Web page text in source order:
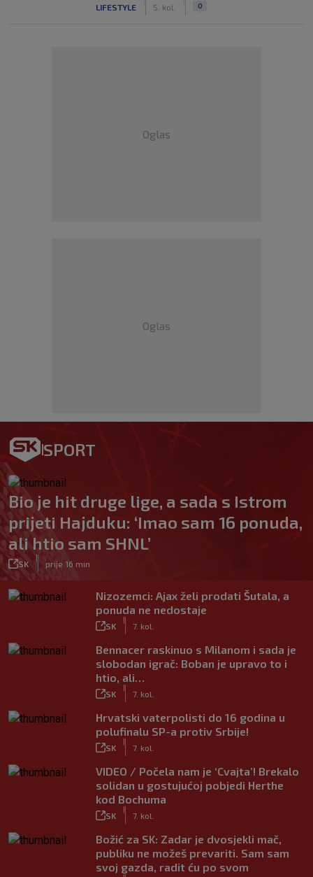
LIFESTYLE 5. kol. 0
Oglas
Oglas
SPORT
Bio je hit druge lige, a sada s Istrom
prijeti Hajduku: ‘Imao sam 16 ponuda,
ali htio sam SHNL’
SK prije 16 min
Nizozemci: Ajax želi prodati Šutala, a
ponuda ne nedostaje
SK 7. kol.
Bennacer raskinuo s Milanom i sada je
slobodan igrač: Boban je upravo to i
htio, ali…
SK 7. kol.
Hrvatski vaterpolisti do 16 godina u
polufinalu SP-a protiv Srbije!
SK 7. kol.
VIDEO / Počela nam je ‘Cvajta’! Brekalo
solidan u gostujućoj pobjedi Herthe
kod Bochuma
SK 7. kol.
Božić za SK: Zadar je dvosjekli mač,
publiku ne možeš prevariti. Sam sam
svoj gazda, radit ću po svom